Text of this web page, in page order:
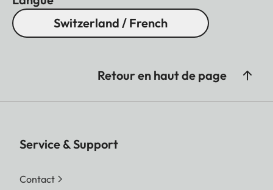
Switzerland / French
Retour en haut de page
Service & Support
Contact